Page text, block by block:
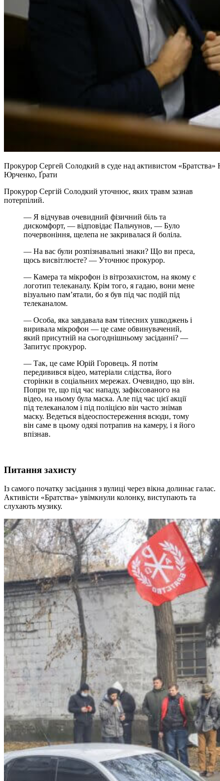
Прокурор Сергей Солодкий в суде над активистом
Юрченко, Ґрати
Прокурор Сергій Солодкий уточнює, яких травм зазнав
потерпілий.
— Я відчував очевидний фізичний біль та
дискомфорт, — відповідає Пальчунов, — Було
почервоніння, щелепа не закривалася й боліла.
— На вас були розпізнавальні знаки? Що ви преса,
щось висвітлюєте? — Уточнює прокурор.
— Камера та мікрофон із вітрозахистом, на якому є
логотип телеканалу. Крім того, я гадаю, вони мене
візуально пам’ятали, бо я був під час подій під
телеканалом.
— Особа, яка завдавала вам тілесних ушкоджень і
виривала мікрофон — це саме обвинувачений,
який присутній на сьогоднішньому засіданні? —
Запитує прокурор.
— Так, це саме Юрій Горовець. Я потім
передивився відео, матеріали слідства, його
сторінки в соціальних мережах. Очевидно, що він.
Попри те, що під час нападу, зафіксованого на
відео, на ньому була маска. Але під час цієї акції
під телеканалом і під поліцією він часто знімав
маску. Ведеться відеоспостереження всюди, тому
він саме в цьому одязі потрапив на камеру, і я його
впізнав.
Питання захисту
Із самого початку засідання з вулиці через вікна долинає галас.
Активісти «Братства» увімкнули колонку, виступають та
слухають музику.